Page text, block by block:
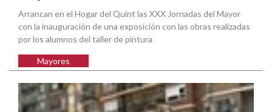
Arrancan en el Hogar del Quint las XXX Jornadas del Mayor
con la inauguración de una exposición con las obras realizadas
por los alumnos del taller de pintura
Mayores